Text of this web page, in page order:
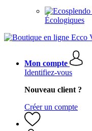
Écologiques
Mon compte
Identifiez-vous
Nouveau client ?
Créer un compte